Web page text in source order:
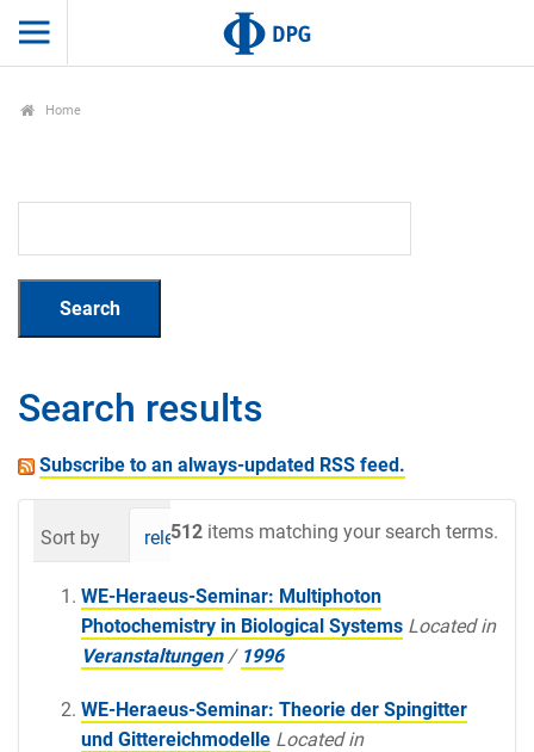
Home
Search results
Subscribe to an always-updated RSS feed.
512 items matching your search terms.
Sort by relevance date (newest first)
WE-Heraeus-Seminar: Multiphoton
Photochemistry in Biological Systems Located in
Veranstaltungen / 1996
WE-Heraeus-Seminar: Theorie der Spingitter
und Gittereichmodelle Located in